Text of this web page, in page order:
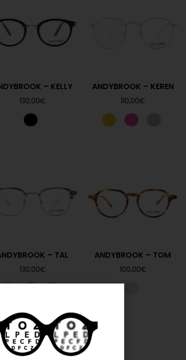
– KELLY
130,00€
ANDYBROOK – KEREN
110,00€
– TAL
130,00€
ANDYBROOK – TOM
100,00€